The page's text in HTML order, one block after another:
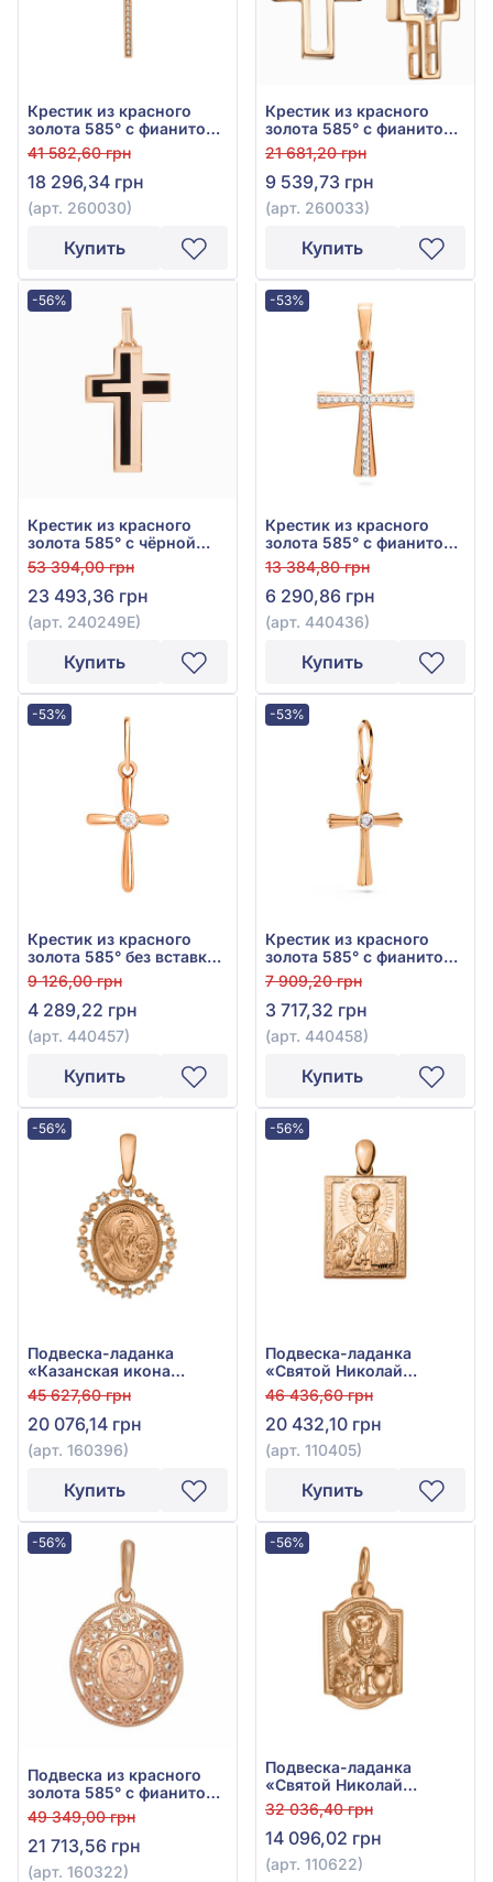
Крестик из красного
золота 585° с фианитом,
арт. 260030
41 582,60 грн
18 296,34 грн
(арт. 260030)
Купить
Крестик из красного
золота 585° с фианитом,
арт. 260033
21 681,20 грн
9 539,73 грн
(арт. 260033)
Купить
-56%
Крестик из красного
золота 585° с чёрной
эмалью, арт. 240249Е
53 394,00 грн
23 493,36 грн
(арт. 240249Е)
Купить
-53%
Крестик из красного
золота 585° с фианитом,
арт. 440436
13 384,80 грн
6 290,86 грн
(арт. 440436)
Купить
-53%
Крестик из красного
золота 585° без вставки,
арт. 440457
9 126,00 грн
4 289,22 грн
(арт. 440457)
Купить
-53%
Крестик из красного
золота 585° с фианитом,
арт. 440458
7 909,20 грн
3 717,32 грн
(арт. 440458)
Купить
-56%
Подвеска-ладанка
«Казанская икона
Божией Матери» из
красного золота 585° с
фианитом, арт. 160396
45 627,60 грн
20 076,14 грн
(арт. 160396)
Купить
-56%
Подвеска-ладанка
«Святой Николай
Чудотворец» из
красного золота 585°,
арт. 110405
46 436,60 грн
20 432,10 грн
(арт. 110405)
Купить
-56%
Подвеска из красного
золота 585° с фианитом,
арт. 160322
49 349,00 грн
21 713,56 грн
(арт. 160322)
-56%
Подвеска-ладанка
«Святой Николай
Чудотворец» из
красного золота 585°,
арт. 110622
32 036,40 грн
14 096,02 грн
(арт. 110622)